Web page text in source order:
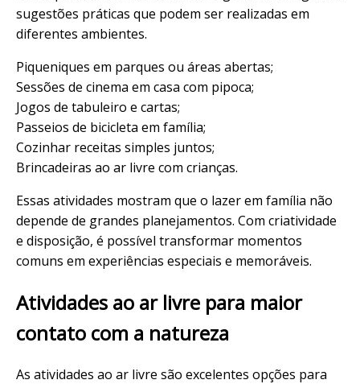
sugestões práticas que podem ser realizadas em
diferentes ambientes.
Piqueniques em parques ou áreas abertas;
Sessões de cinema em casa com pipoca;
Jogos de tabuleiro e cartas;
Passeios de bicicleta em família;
Cozinhar receitas simples juntos;
Brincadeiras ao ar livre com crianças.
Essas atividades mostram que o lazer em família não
depende de grandes planejamentos. Com criatividade
e disposição, é possível transformar momentos
comuns em experiências especiais e memoráveis.
Atividades ao ar livre para maior
contato com a natureza
As atividades ao ar livre são excelentes opções para